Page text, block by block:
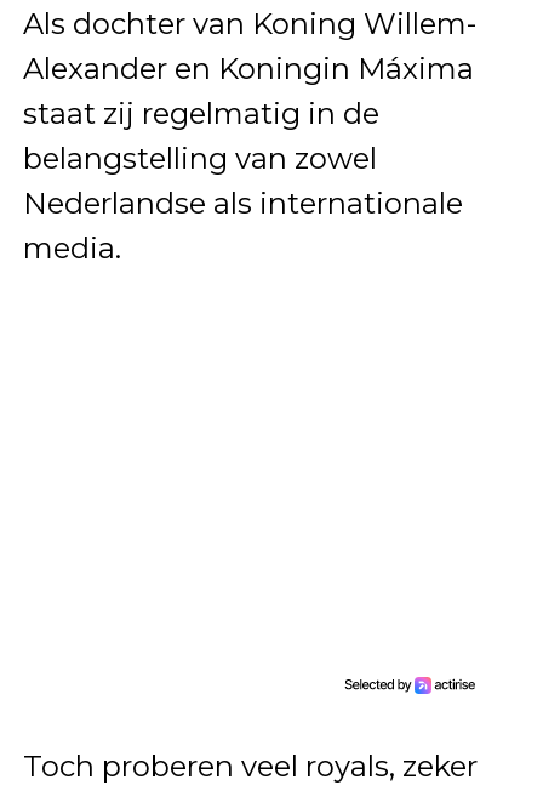
Als dochter van Koning Willem-
Alexander en Koningin Máxima
staat zij regelmatig in de
belangstelling van zowel
Nederlandse als internationale
media.
Toch proberen veel royals, zeker